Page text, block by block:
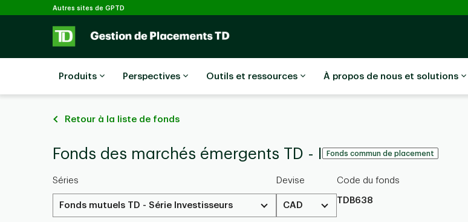
Passer au contenu principal
Autres sites de GPTD
Produits Perspectives Outils et ressources À propos de nous et solutions
Retour à la liste de fonds
Fonds des marchés émergents TD - I Fonds commun de placement
Séries
Fonds mutuels TD - Série Investisseurs
Devise
CAD
Code du fonds
TDB638